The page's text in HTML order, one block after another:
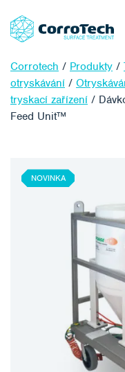
Corrotech / Produkty /
otryskávání /
tryskací zařízení /
Feed Unit™
NOVINKA